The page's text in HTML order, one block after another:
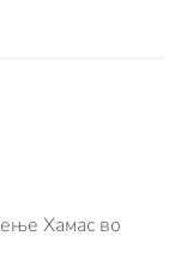
Хамас во